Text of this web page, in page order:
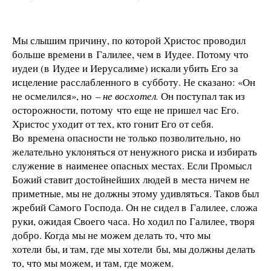
Мы слышим причину, по которой Христос проводил
больше времени в Галилее, чем в Иудее. Потому что
иудеи (в Иудее и Иерусалиме) искали убить Его за
исцеление расслабленного в субботу. Не сказано: «Он
не осмелился», но – не восхотел. Он поступал так из
осторожности, потому что еще не пришел час Его.
Христос уходит от тех, кто гонит Его от себя.
Во времена опасности не только позволительно, но
желательно уклоняться от ненужного риска и избирать
служение в наименее опасных местах. Если Промысл
Божий ставит достойнейших людей в места ничем не
приметные, мы не должны этому удивляться. Таков был
жребий Самого Господа. Он не сидел в Галилее, сложа
руки, ожидая Своего часа. Но ходил по Галилее, творя
добро. Когда мы не можем делать то, что мы
хотели бы, и там, где мы хотели бы, мы должны делать
то, что мы можем, и там, где можем.